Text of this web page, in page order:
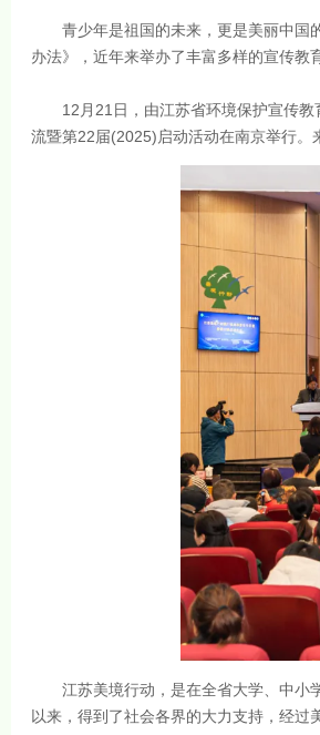
青少年是祖国的未来，更是美丽中国的
办法》，近年来举办了丰富多样的宣传
12月21日，由江苏省环境保护宣传教
流暨第22届(2025)启动活动在南京举行
江苏美境行动，是在全省大学、中小学
以来，得到了社会各界的大力支持，经